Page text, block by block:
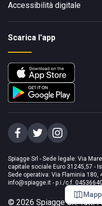
Accessibilità digitale
Scarica l'app
Spiagge Srl - Sede legale: Via
capitale sociale Euro 31245,57 -
Sede operativa: Via Flaminia 180,
info@spiagge.it - p.i./c.f.
© 2026 Spiagge Srl. Tutti